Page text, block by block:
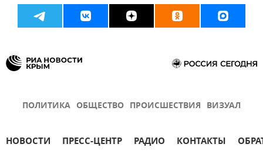
ПОЛИТИКА ОБЩЕСТВО ПРОИСШЕСТВИЯ ВИЗУАЛ
НОВОСТИ ПРЕСС-ЦЕНТР РАДИО КОНТАКТЫ